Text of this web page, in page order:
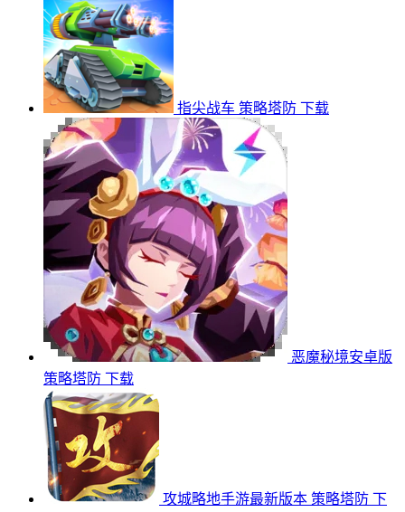
指尖战车 策略塔防 下载
恶魔秘境安卓版
策略塔防 下载
攻城略地手游最新版本 策略塔防 下